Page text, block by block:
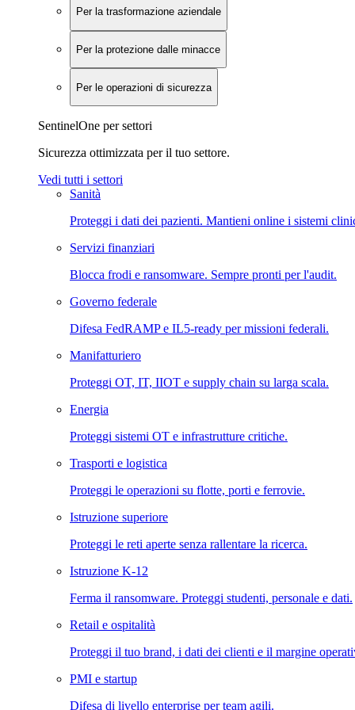
Per la trasformazione aziendale
Per la protezione dalle minacce
Per le operazioni di sicurezza
SentinelOne per settori
Sicurezza ottimizzata per il tuo settore.
Vedi tutti i settori
Sanità
Proteggi i dati dei pazienti. Mantieni online i sistemi
Servizi finanziari
Blocca frodi e ransomware. Sempre pronti per l'audit.
Governo federale
Difesa FedRAMP e IL5-ready per missioni federali.
Manifatturiero
Proteggi OT, IT, IIOT e supply chain su larga scala.
Energia
Proteggi sistemi OT e infrastrutture critiche.
Trasporti e logistica
Proteggi le operazioni su flotte, porti e ferrovie.
Istruzione superiore
Proteggi le reti aperte senza rallentare la ricerca.
Istruzione K-12
Ferma il ransomware. Proteggi studenti, personale e dati.
Retail e ospitalità
Proteggi il tuo brand, i dati dei clienti e il margine
PMI e startup
Difesa di livello enterprise per team agili.